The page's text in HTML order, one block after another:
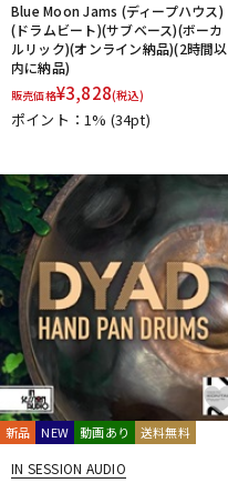
Blue Moon Jams (ディープハウス)
(ドラムビート)(サブベース)(ボーカ
ルリック)(オンライン納品)(2時間以
内に納品)
販売価格¥3,828(税込)
ポイント：1% (34pt)
新品 NEW 動画あり 送料無料
IN SESSION AUDIO